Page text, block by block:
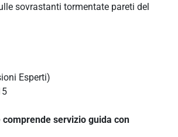
sovrastanti tormentate pareti del
Esperti)
servizio guida con